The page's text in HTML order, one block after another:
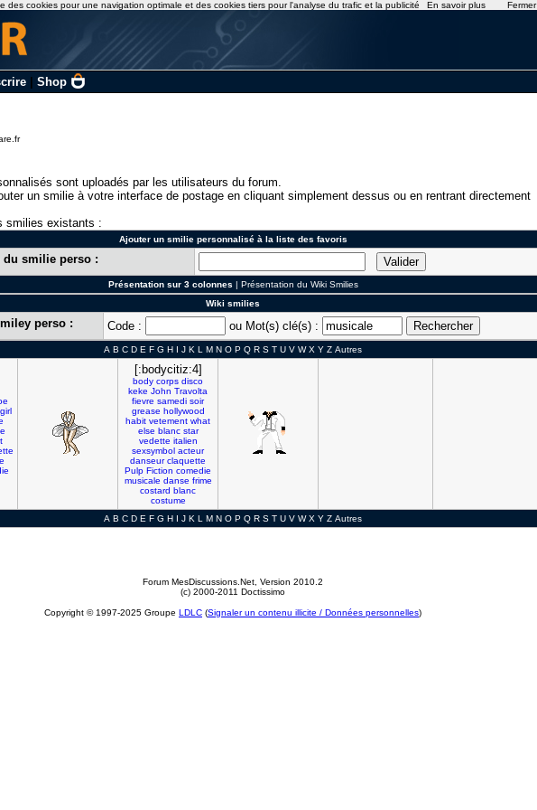
| Shop
sont uploadés par les utilisateurs du forum.
un smilie à votre interface de postage en cliquant simplement dessus ou en rentrant directement
smilies existants :
Ajouter un smilie personnalisé à la liste des favoris
du smilie perso :
Présentation sur 3 colonnes | Présentation du Wiki Smilies
Wiki smilies
perso : Code : ou Mot(s) clé(s) :
A B C D E F G H I J K L M N O P Q R S T U V W X Y Z Autres
girl
[:bodycitiz:4]
body corps disco
keke John Travolta
fievre samedi soir
grease hollywood
habit vetement what
else blanc star
vedette italien
sexsymbol acteur
danseur claquette
Pulp Fiction comedie
musicale danse frime
costard blanc
costume
A B C D E F G H I J K L M N O P Q R S T U V W X Y Z Autres
Forum MesDiscussions.Net , Version 2010.2
(c) 2000-2011 Doctissimo
Copyright © 1997-2025 Groupe LDLC (Signaler un contenu illicite / Données personnelles)
des cookies pour une navigation optimale et des cookies tiers pour l'analyse du trafic et la publicité En savoir plus Fermer